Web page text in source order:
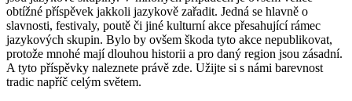
obtížné příspěvek jakkoli jazykově zařadit. Jedná se hlavně o
slavnosti, festivaly, poutě či jiné kulturní akce přesahující rámec
jazykových skupin. Bylo by ovšem škoda tyto akce nepublikovat,
protože mnohé mají dlouhou historii a pro daný region jsou zásadní.
A tyto příspěvky naleznete právě zde. Užijte si s námi barevnost
tradic napříč celým světem.